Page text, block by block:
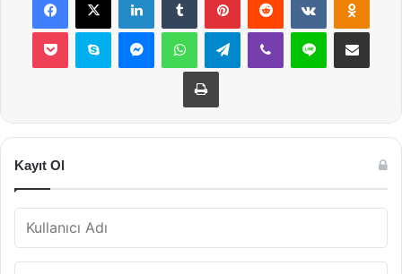
Pocket Skype MessengerWhatsAppTelegramViber Line E-Posta ile
Yazdır
Kayıt Ol